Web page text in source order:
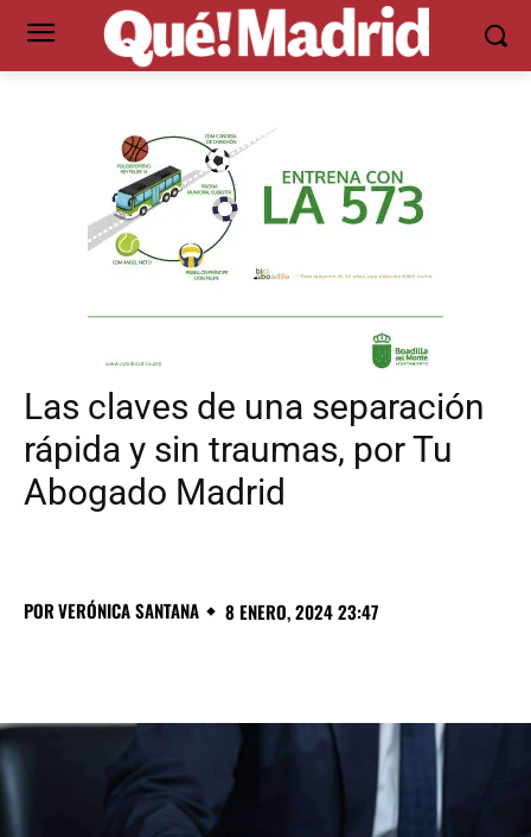
Las claves de una separación
rápida y sin traumas, por Tu
Abogado Madrid
PORVERÓNICA SANTANA 8 ENERO, 2024 23:47